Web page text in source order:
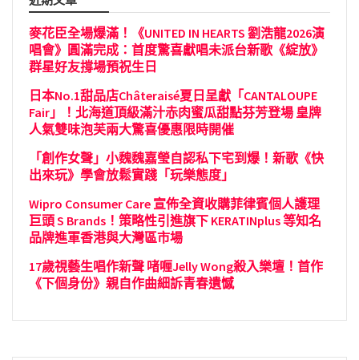
麥花臣全場爆滿！《UNITED IN HEARTS 劉浩龍2026演
唱會》圓滿完成：首度驚喜獻唱未派台新歌《綻放》
群星好友撐場預祝生日
日本No.1甜品店Châteraisé夏日呈獻「CANTALOUPE
Fair」！北海道頂級滿汁赤肉蜜瓜甜點芬芳登場 皇牌
人氣雙味泡芙兩大驚喜優惠限時開催
「創作女聲」小魏魏嘉瑩自認私下宅到爆！新歌《快
出來玩》學會放鬆實踐「玩樂態度」
Wipro Consumer Care 宣佈全資收購菲律賓個人護理
巨頭 S Brands！策略性引進旗下 KERATINplus 等知名
品牌進軍香港與大灣區市場
17歲視藝生唱作新聲 啫喱Jelly Wong殺入樂壇！首作
《下個身份》親自作曲細訴青春遺憾